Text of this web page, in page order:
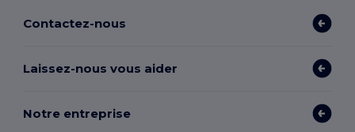
Contactez-nous
Laissez-nous vous aider
Notre entreprise